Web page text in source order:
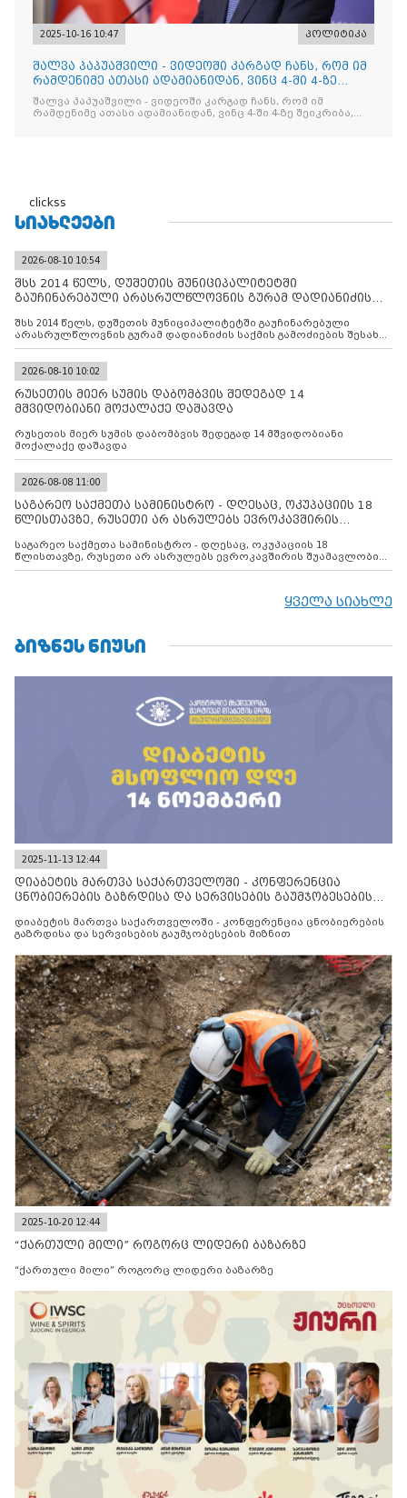
2025-10-16 10:47 პოლიტიკა
შალვა პაპუაშვილი - ვიდეოში კარგად ჩანს, რომ იმ
რამდენიმე ათასი ადამიანიდან, ვინც 4-ში 4-ზე
შეიკრიბა,
შალვა პაპუაშვილი - ვიდეოში კარგად ჩანს, რომ იმ
რამდენიმე ათასი ადამიანიდან, ვინც 4-ში 4-ზე შეიკრიბა,
clickss
ᲡᲘᲐᲮᲚᲔᲔᲑᲘ
2026-08-10 10:54
შსს 2014 წელს, დუშეთის მუნიციპალიტეტში
გაუჩინარებული არასრულწლოვნის გურამ დადიანიძის
შსს 2014 წელს, დუშეთის მუნიციპალიტეტში გაუჩინარებული
არასრულწლოვნის გურამ დადიანიძის საქმის გამოძიების შესახებ
ინფორმაციას ავრცელებს
2026-08-10 10:02
რუსეთის მიერ სუმის დაბომბვის შედეგად 14
მშვიდობიანი მოქალაქე დაშავდა
რუსეთის მიერ სუმის დაბომბვის შედეგად 14 მშვიდობიანი
მოქალაქე დაშავდა
2026-08-08 11:00
საგარეო საქმეთა სამინისტრო - დღესაც, ოკუპაციის 18
წლისთავზე, რუსეთი არ ასრულებს ევროკავშირის
საგარეო საქმეთა სამინისტრო - დღესაც, ოკუპაციის 18
წლისთავზე, რუსეთი არ ასრულებს ევროკავშირის შუამავლობით
დადებულ 2008 წლის 12 აგვისტოს ცეცხლის შეწყვეტის
მილიტარიზაციის პროცესს და აქტიურად დგამს ნაბიჯებს მათი
ყველა სიახლე
ᲑᲘᲖᲜᲔᲡ ᲜᲘᲣᲡᲘ
2025-11-13 12:44
დიაბეტის მართვა საქართველოში - კონფერენცია
ცნობიერების გაზრდისა და სერვისების გაუმჯობესების
დიაბეტის მართვა საქართველოში - კონფერენცია ცნობიერების
გაზრდისა და სერვისების გაუმჯობესების მიზნით
2025-10-20 12:44
“ქართული მილი” როგორც ლიდერი ბაზარზე
“ქართული მილი” როგორც ლიდერი ბაზარზე